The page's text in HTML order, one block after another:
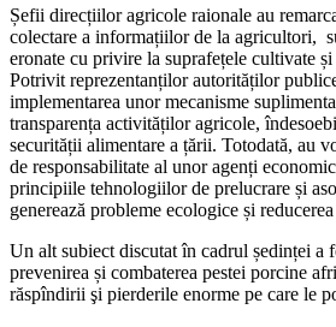
Șefii direcțiilor agricole raionale au
colectare a informațiilor de la agricultori,
eronate cu privire la suprafețele cultivate
Potrivit reprezentanților autorităților
implementarea unor mecanisme
transparența activităților agricole,
securității alimentare a țării. Totodată, au
de responsabilitate al unor agenți
principiile tehnologiilor de prelucrare și
generează probleme ecologice și
Un alt subiect discutat în cadrul ședinței a
prevenirea și combaterea pestei porcine
răspîndirii şi pierderile enorme pe care le